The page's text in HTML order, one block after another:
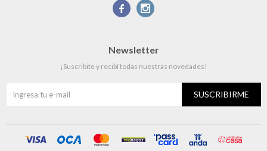
 
Newsletter
¡Suscribite y recibí todas nuestras novedades!
SUSCRIBIRME